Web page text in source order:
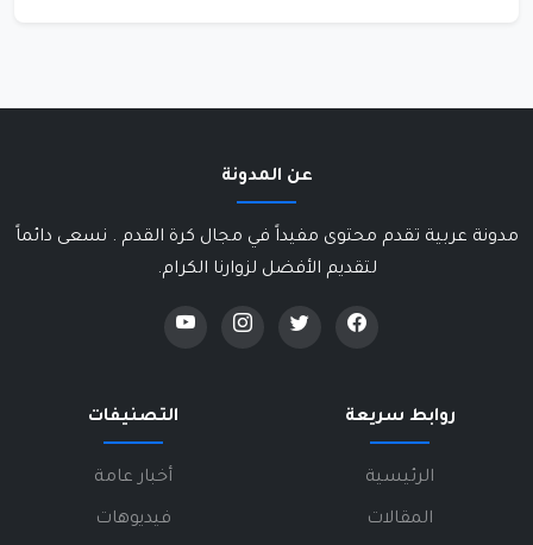
عن المدونة
مدونة عربية تقدم محتوى مفيداً في مجال كرة القدم . نسعى دائماً
لتقديم الأفضل لزوارنا الكرام.
روابط سريعة
الرئيسية
المقالات
التصنيفات
أخبار عامة
فيديوهات